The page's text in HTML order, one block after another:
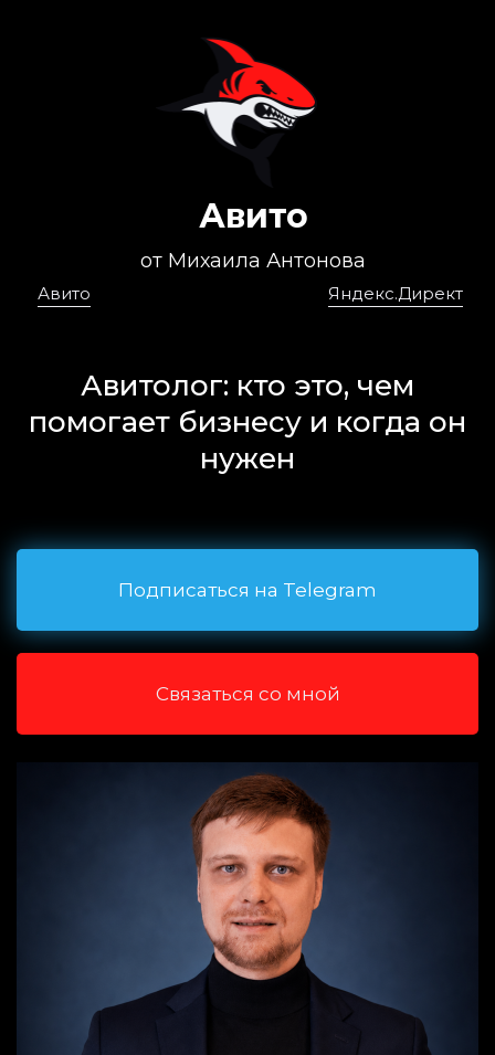
Авито
от Михаила Антонова
Авито Яндекс.Директ
Авитолог: кто это, чем
помогает бизнесу и когда он
нужен
Подписаться на Telegram
Связаться со мной